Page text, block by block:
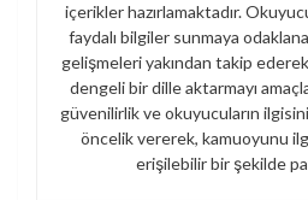
içerikler hazırlamaktadır.
faydalı bilgiler sunmaya
gelişmeleri yakından takip
dengeli bir dille aktarmayı
güvenilirlik ve okuyucuların
öncelik vererek, kamuoyunu
erişilebilir bir şekilde